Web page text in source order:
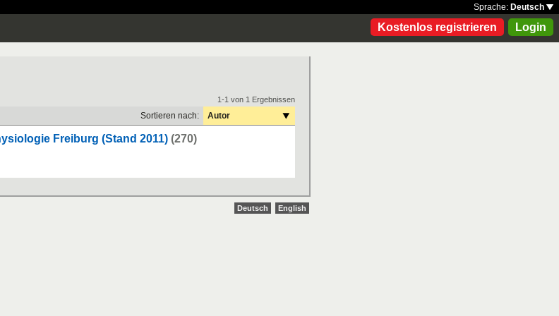
Sprache: Deutsch
Kostenlos registrieren Login
1-1 von 1 Ergebnissen
Sortieren nach: Autor
Freiburg (Stand 2011) (270)
Deutsch English